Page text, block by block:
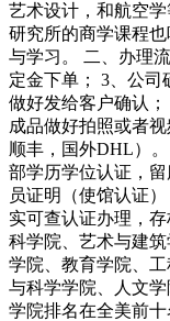
艺术设计，和航空
研究所的商学课程
与学习。 二、办理
定金下单； 3、公司
做好发给客户确认；
成品做好拍照或者
顺丰，国外DHL）
部学历学位认证，
员证明（使馆认证
实可查认证办理，
科学院、艺术与建
学院、教育学院、
与科学学院、人文
学院排名在全美前